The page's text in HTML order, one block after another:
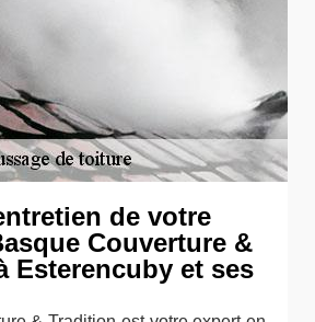
de votre
Couverture &
Esterencuby et ses